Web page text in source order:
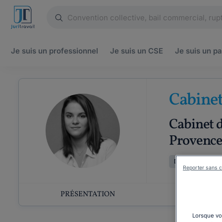
Je suis un professionnel Je suis un CSE Je suis un
Cabinet
Provence
Droits
PRÉSENTATION
Lorsque
Reporter sans